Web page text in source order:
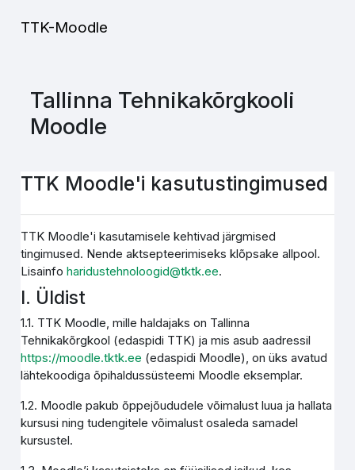
TTK-Moodle
Tallinna Tehnikakõrgkooli
Moodle
TTK Moodle'i kasutustingimused
TTK Moodle'i kasutamisele kehtivad järgmised
tingimused. Nende aktsepteerimiseks klõpsake allpool.
Lisainfoharidustehnoloogid@tktk.ee.
I. Üldist
1.1. TTK Moodle, mille haldajaks on Tallinna
Tehnikakõrgkool (edaspidi TTK) ja mis asub aadressil
https://moodle.tktk.ee (edaspidi Moodle), on üks avatud
lähtekoodiga õpihaldussüsteemi Moodle eksemplar.
1.2. Moodle pakub õppejõududele võimalust luua ja hallata
kursusi ning tudengitele võimalust osaleda samadel
kursustel.